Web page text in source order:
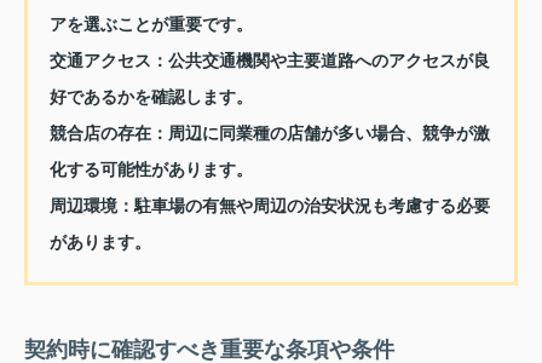
アを選ぶことが重要です。
交通アクセス： 公共交通機関や主要道路へのアクセスが良
好であるかを確認します。
競合店の存在： 周辺に同業種の店舗が多い場合、競争が激
化する可能性があります。
周辺環境： 駐車場の有無や周辺の治安状況も考慮する必要
があります。
契約時に確認すべき重要な条項や条件